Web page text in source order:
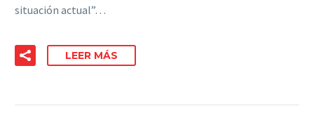
situación actual”…
LEER MÁS